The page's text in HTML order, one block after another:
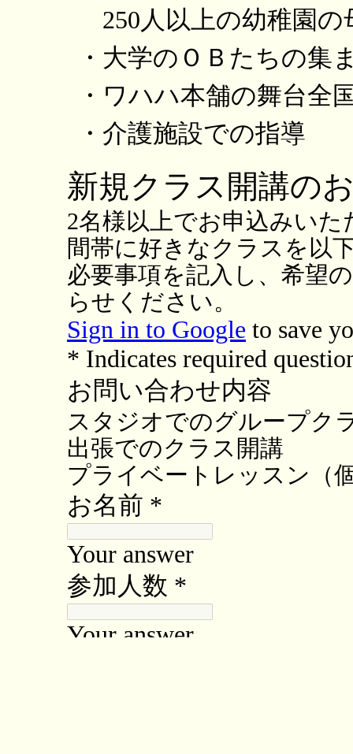
250人以上の幼稚園の
・大学のＯＢたちの集
・ワハハ本舗の舞台全
・介護施設での指導